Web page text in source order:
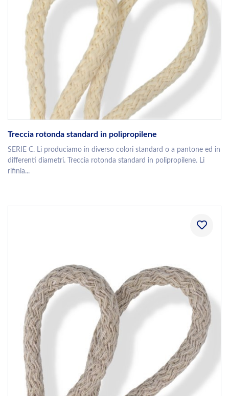
Treccia rotonda standard in polipropilene
SERIE C. Li produciamo in diverso colori standard o a pantone ed in
differenti diametri. Treccia rotonda standard in polipropilene. Li
rifinia...